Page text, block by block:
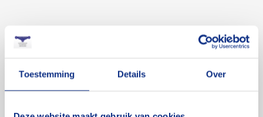
Toestemming Details Over
Over Cluistra en
Jekuntmijhuren.nl
Aanhangwagens, hoogwerkers en verhuisliften: bij